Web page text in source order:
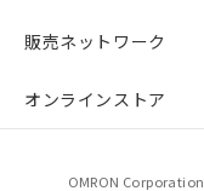
販売ネットワーク
オンラインストア
OMRON Corporation